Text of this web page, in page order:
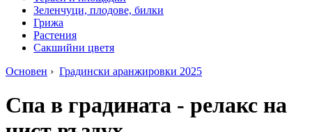
Зеленчуци, плодове, билки
Грижа
Растения
Сакшийни цветя
Основен › Градински аранжировки 2025
Спа в градината - релакс на